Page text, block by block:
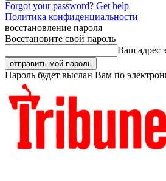
Forgot your password? Get help
Политика конфиденциальности
восстановление пароля
Восстановите свой пароль
Ваш адрес
Пароль будет выслан Вам по